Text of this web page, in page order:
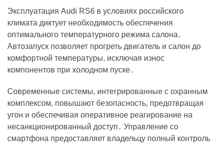
Эксплуатация Audi RS6 в условиях российского
климата диктует необходимость обеспечения
оптимального температурного режима салона․
Автозапуск позволяет прогреть двигатель и салон до
комфортной температуры, исключая износ
компонентов при холодном пуске․
Современные системы, интегрированные с охранным
комплексом, повышают безопасность, предотвращая
угон и обеспечивая оперативное реагирование на
несанкционированный доступ․ Управление со
смартфона предоставляет владельцу полный контроль